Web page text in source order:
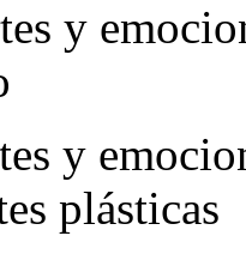
y
y
plásticas